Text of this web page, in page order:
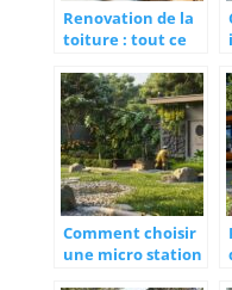
Renovation de la
toiture : tout ce
Comment choisir
une micro station